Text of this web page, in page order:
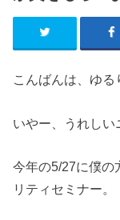
こんばんは、ゆる
いやー、うれしい
今年の5/27に僕の
リティセミナー。